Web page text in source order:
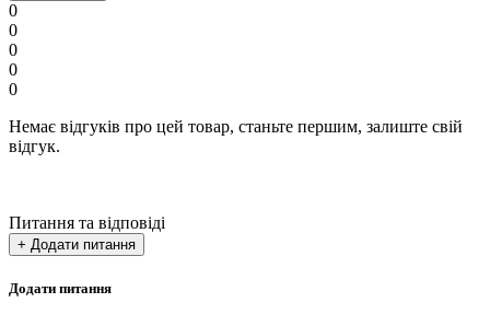
0
0
0
0
0
Немає відгуків про цей товар, станьте першим, залиште свій
відгук.
Питання та відповіді
+ Додати питання
Додати питання